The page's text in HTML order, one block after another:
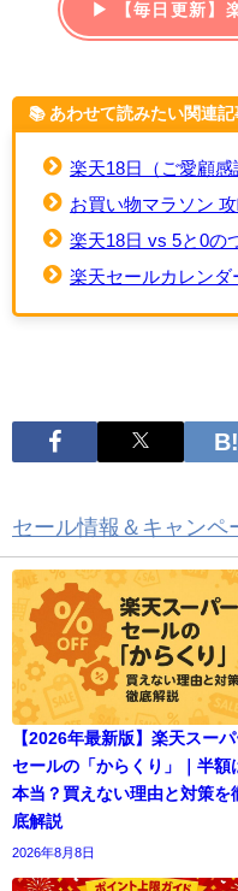
▶ 【毎日更新】
📚️ あわせて読みたい関連記
楽天18日（ご愛顧
お買い物マラソン
楽天18日 vs 5と0の
楽天セールカレンダ
セール情報＆キャンペ
【2026年最新版】楽天スー
セールの「からくり」｜半額
本当？買えない理由と対策を
底解説
2026年8月8日